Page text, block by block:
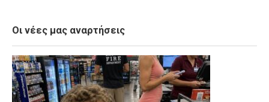
Οι νέες μας αναρτήσεις